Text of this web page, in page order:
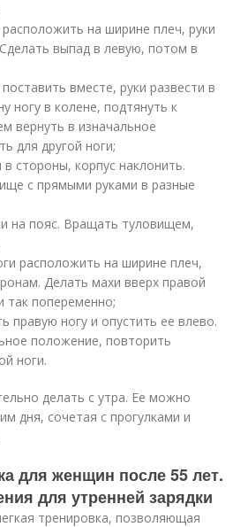
на ширине плеч, руки
выпад в левую, потом в
вместе, руки развести в
ногу в колене, подтянуть к
вернуть в изначальное
для другой ноги;
в стороны, корпус наклонить.
с прямыми руками в разные
на пояс. Вращать туловищем,
расположить на ширине плеч,
Делать махи вверх правой
так попеременно;
правую ногу и опустить ее влево.
положение, повторить
ноги.
делать с утра. Ее можно
дня, сочетая с прогулками и
для женщин после 55 лет.
для утренней зарядки
тренировка, позволяющая